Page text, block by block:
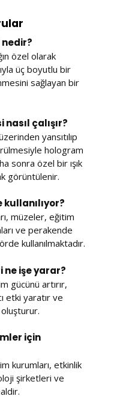
özel olarak
üç boyutlu bir
sağlayan bir
çalışır?
yansıtılıp
hologram
sonra özel bir ışık
görüntülenir.
müzeler, eğitim
ve perakende
kullanılmaktadır.
işe yarar?
gücünü artırır,
etki yaratır ve
için
kurumları, etkinlik
şirketleri ve